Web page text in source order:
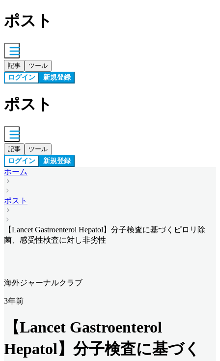
ポスト
記事 ツール
ログイン 新規登録
ポスト
記事 ツール
ログイン 新規登録
ホーム
ポスト
【Lancet Gastroenterol Hepatol】分子検査に基づくピロリ除
菌、感受性検査に対し非劣性
海外ジャーナルクラブ
3年前
【Lancet Gastroenterol
Hepatol】分子検査に基づく